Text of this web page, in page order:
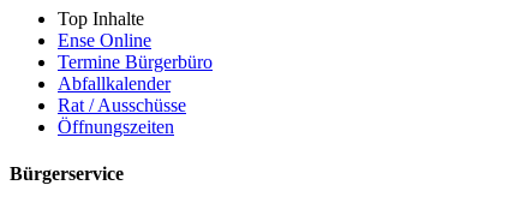
Top Inhalte
Ense Online
Termine Bürgerbüro
Abfallkalender
Rat / Ausschüsse
Öffnungszeiten
Bürgerservice